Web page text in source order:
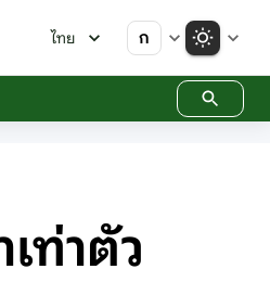
ไทย ก
ท่าตัว